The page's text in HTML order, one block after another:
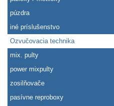
púzdra
iné príslušenstvo
Ozvučovacia technika
mix. pulty
power mixpulty
zosilňovače
pasívne reproboxy